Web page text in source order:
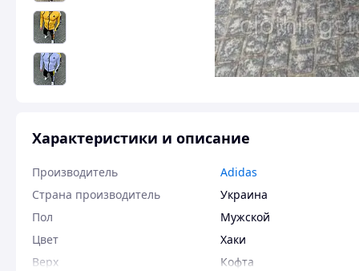
Характеристики и описание
Производитель
Adidas
Страна производитель
Украина
Пол
Мужской
Цвет
Хаки
Верх
Кофта